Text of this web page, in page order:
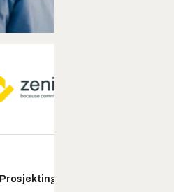
Prosjektingeniør